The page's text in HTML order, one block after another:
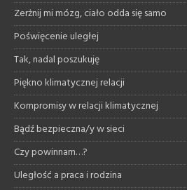
Zerżnij mi mózg, ciało odda się samo
Poświęcenie uległej
Tak, nadal poszukuję
Piękno klimatycznej relacji
Kompromisy w relacji klimatycznej
Bądź bezpieczna/y w sieci
Czy powinnam…?
Uległość a praca i rodzina